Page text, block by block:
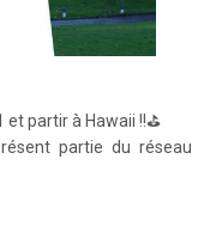
partir à Hawaii !!⛳️
partie du réseau